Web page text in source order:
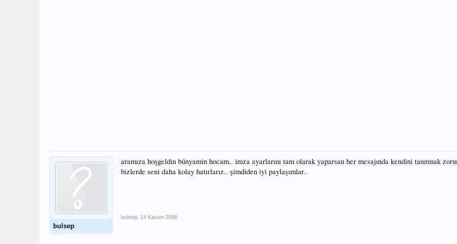
bulsep
aramıza hoşgeldin bünyamin hocam.. imza ayarlarını tam olarak yaparsan her mesajında kendini tanıtmak
bizlerde seni daha kolay hatırlarız.. şimdiden iyi paylaşımlar..
bulsep 14 Kasım 2006